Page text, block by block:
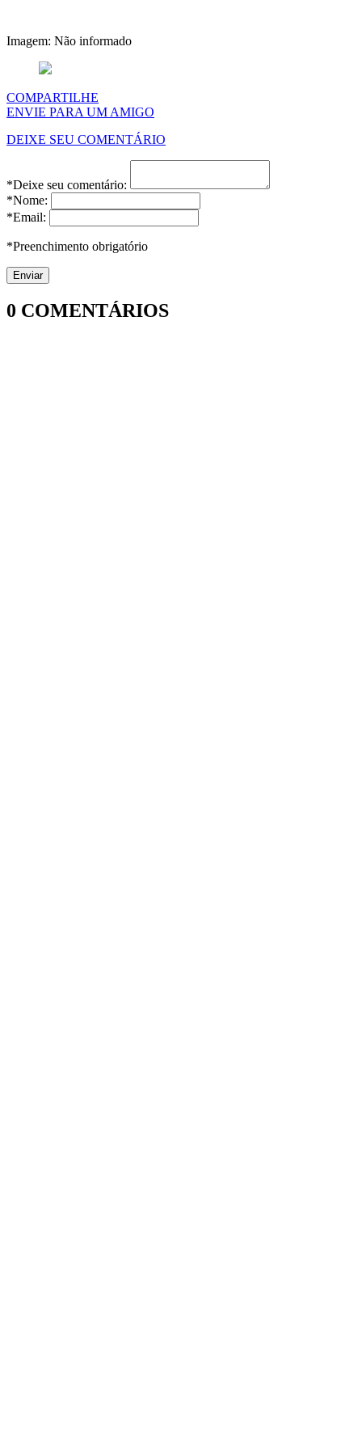
Imagem: Não informado
COMPARTILHE
ENVIE PARA UM AMIGO
DEIXE SEU COMENTÁRIO
*Deixe seu comentário:
*Nome:
*Email:
*Preenchimento obrigatório
0 COMENTÁRIOS